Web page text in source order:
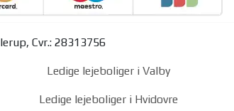
Cvr.: 28313756
Ledige lejeboliger i Valby
Ledige lejeboliger i Hvidovre